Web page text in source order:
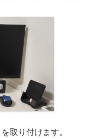
取り付けます。